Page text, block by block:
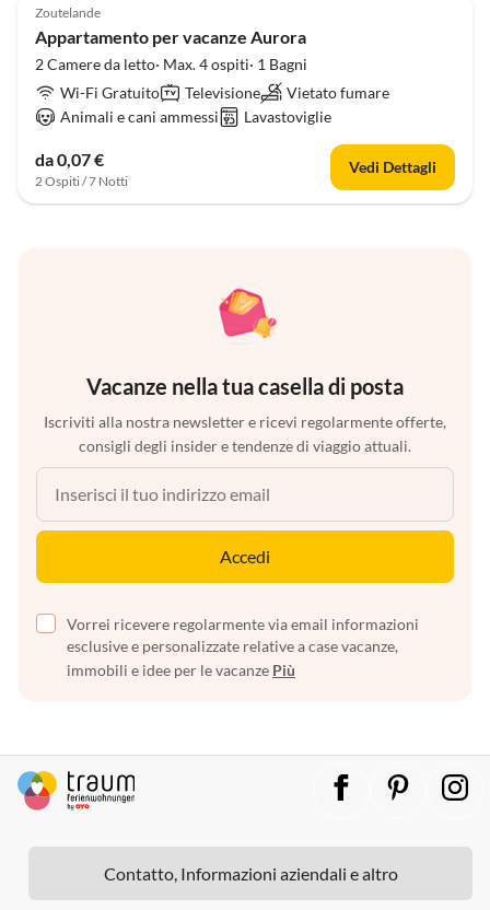
Zoutelande
Appartamento per vacanze Aurora
2 Camere da letto· Max. 4 ospiti· 1 Bagni
Wi-Fi Gratuito
Televisione
Vietato fumare
Animali e cani ammessi
Lavastoviglie
da 0,07 €
2 Ospiti / 7 Notti
Vedi Dettagli
Vacanze nella tua casella di posta
Iscriviti alla nostra newsletter e ricevi regolarmente offerte,
consigli degli insider e tendenze di viaggio attuali.
Accedi
Vorrei ricevere regolarmente via email informazioni
esclusive e personalizzate relative a case vacanze,
immobili e idee per le vacanze Più
Contatto, Informazioni aziendali e altro